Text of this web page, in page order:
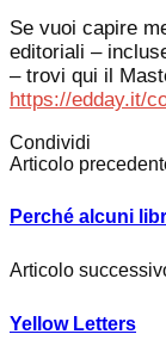
Se vuoi capire
editoriali –
– trovi qui il
https://edday.it/
Condividi
Articolo
Perché alcuni
Articolo
Yellow Letters